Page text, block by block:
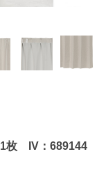
枚 IV：689144